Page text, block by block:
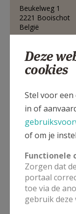
MIJN
Beukelweg 1
2221 Booischot
België
Beukelweg 1,
Deze
cookies
Stel voor
in of
of om je
Functionele
Zorgen dat
portaal
toe via de
gebruik deze